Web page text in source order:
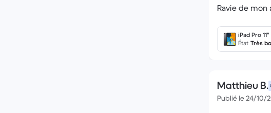
Ravie de
iPad Pro
État Très
Matthieu B.
Publié le 24/10/